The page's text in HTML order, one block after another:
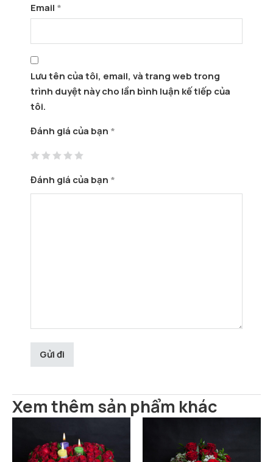
Email *
Lưu tên của tôi, email, và trang web trong
trình duyệt này cho lần bình luận kế tiếp của
tôi.
Đánh giá của bạn *
Đánh giá của bạn *
Xem thêm sản phẩm khác